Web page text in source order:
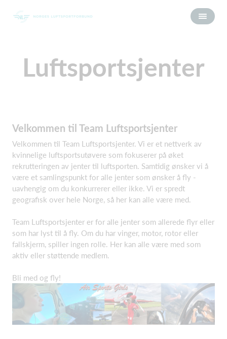
Luftsportsjenter
Velkommen til Team Luftsportsjenter
Velkommen til Team Luftsportsjenter. Vi er et nettverk av
kvinnelige luftsportsutøvere som fokuserer på øket
rekrutteringen av jenter til luftsporten. Samtidig ønsker vi å
være et samlingspunkt for alle jenter som ønsker å fly -
uavhengig om du konkurrerer eller ikke. Vi er spredt
geografisk over hele Norge, så her kan alle være med.
Team Luftsportsjenter er for alle jenter som allerede flyr eller
som har lyst til å fly. Om du har vinger, motor, rotor eller
fallskjerm, spiller ingen rolle. Her kan alle være med som
aktiv eller støttende medlem.
Bli med og fly!